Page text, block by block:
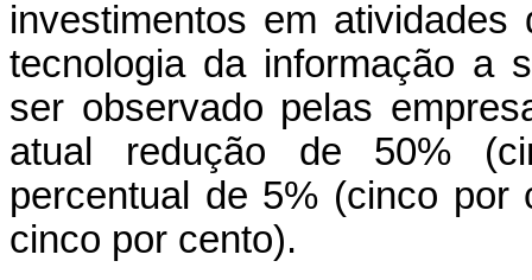
investimentos em
tecnologia da informação a
ser observado pelas
atual redução de 50%
percentual de 5% (cinco
cinco por cento).